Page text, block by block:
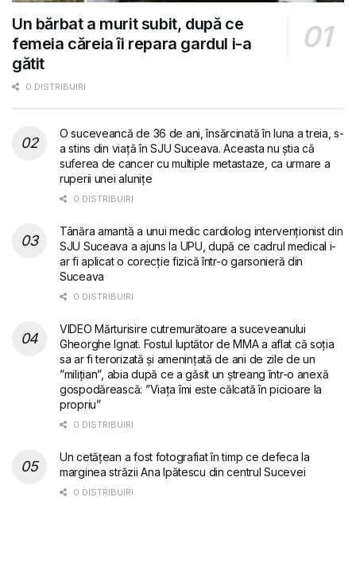
Un bărbat a murit subit, după ce
femeia căreia îi repara gardul i-a
gătit
0 DISTRIBUIRI
O suceveancă de 36 de ani, însărcinată în luna a treia, s-
a stins din viață în SJU Suceava. Aceasta nu știa că
suferea de cancer cu multiple metastaze, ca urmare a
ruperii unei alunițe
0 DISTRIBUIRI
Tânăra amantă a unui medic cardiolog intervenționist din
SJU Suceava a ajuns la UPU, după ce cadrul medical i-
ar fi aplicat o corecție fizică într-o garsonieră din
Suceava
0 DISTRIBUIRI
VIDEO Mărturisire cutremurătoare a suceveanului
Gheorghe Ignat. Fostul luptător de MMA a aflat că soția
sa ar fi terorizată și amenințată de ani de zile de un
”milițian”, abia după ce a găsit un ștreang într-o anexă
gospodărească: ”Viața îmi este călcată în picioare la
propriu”
0 DISTRIBUIRI
Un cetățean a fost fotografiat în timp ce defeca la
marginea străzii Ana Ipătescu din centrul Sucevei
0 DISTRIBUIRI